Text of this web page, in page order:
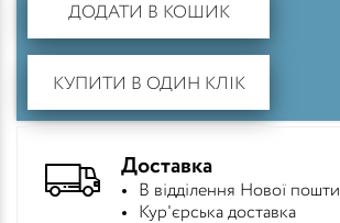
ДОДАТИ В КОШИК
КУПИТИ В ОДИН КЛІК
Доставка
В відділення Нової пошти
Кур'єрська доставка